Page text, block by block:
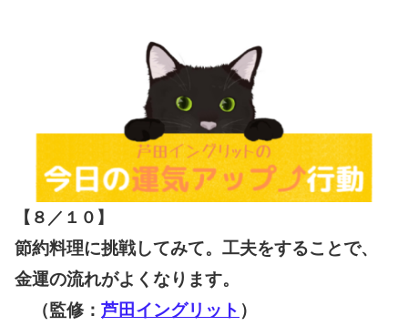
【８／１０ 】
節約料理に挑戦してみて。工夫をすることで、
金運の流れがよくなります。
（監修： 芦田イングリット ）